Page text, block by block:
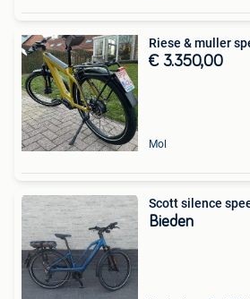
Riese & muller
€ 3.350,00
Mol
Scott silence
Bieden